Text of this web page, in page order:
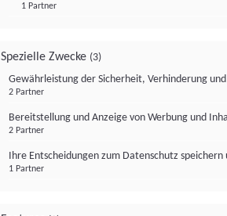
1 Partner
Spezielle Zwecke (3)
Gewährleistung der Sicherheit, Verhinderung
2 Partner
Bereitstellung und Anzeige von Werbung und
2 Partner
Ihre Entscheidungen zum Datenschutz
1 Partner